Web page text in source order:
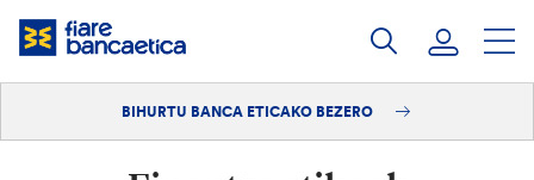
Pasatu
edukia
BIHURTU BANCA ETICAKO BEZERO